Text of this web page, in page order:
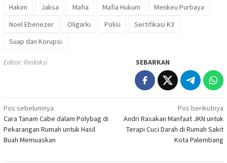
Hakim Jaksa Mafia Mafia Hukum
Menkeu Purbaya
Noel Ebenezer
Oligarki Polisi
Sertifikasi K3
Suap dan Korupsi
Editor: Redaksi SEBARKAN
Navigasi
pos
Pos sebelumnya
Cara Tanam Cabe dalam Polybag di
Pekarangan Rumah untuk Hasil
Buah Memuaskan
Pos berikutnya
Andri Rasakan Manfaat JKN untuk
Terapi Cuci Darah di Rumah Sakit
Kota Palembang